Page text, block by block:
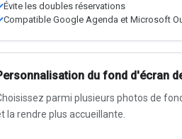
Évite les doubles réservations
Compatible Google Agenda et Microsoft
du fond d'écran
parmi plusieurs photos de
la rendre plus accueillante.